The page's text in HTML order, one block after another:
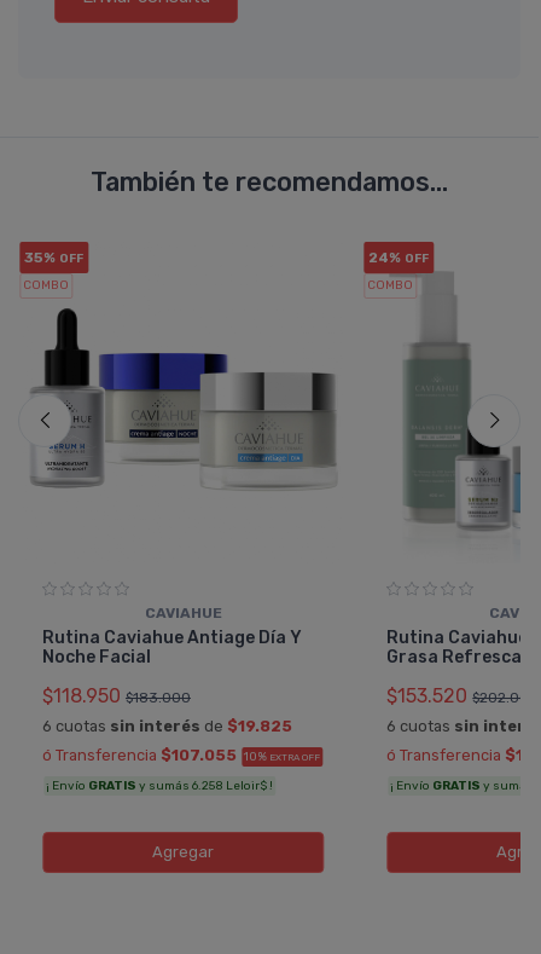
También te recomendamos...
35% OFF
COMBO
CAVIAHUE
Rutina Caviahue Antiage Día Y
Noche Facial
$118.950 $183.000
6 cuotas sin interés de $19.825
ó Transferencia $107.055 10% EXTRA OFF
¡ Envío GRATIS y sumás 6.258 Leloir$ !
Agregar
24% OFF
COMBO
Rutina Caviahue
Grasa
$153.520 $202.000
6 cuotas sin
ó Transferencia
¡ Envío GRATIS y sumás